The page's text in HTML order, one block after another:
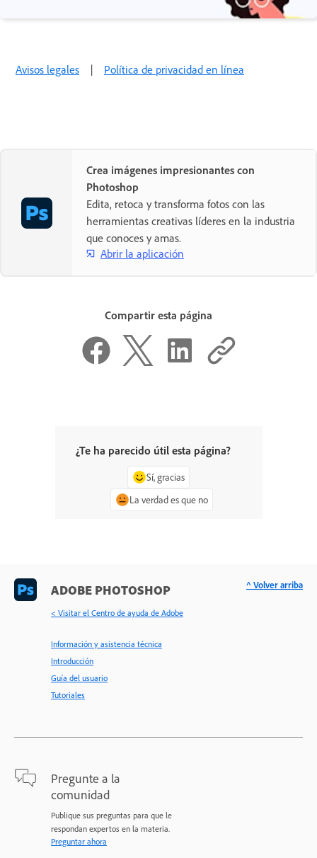
Avisos legales | Política de privacidad en línea
Crea imágenes impresionantes con
Photoshop
Edita, retoca y transforma fotos con las
herramientas creativas líderes en la industria
que conoces y amas.
Abrir la aplicación
Compartir esta página
¿Te ha parecido útil esta página?
Sí, gracias
La verdad es que no
ADOBE PHOTOSHOP
< Visitar el Centro de ayuda de Adobe
Información y asistencia técnica
Introducción
Guía del usuario
Tutoriales
Pregunte a la
comunidad
Publique sus preguntas para que le
respondan expertos en la materia.
Preguntar ahora
^ Volver arriba